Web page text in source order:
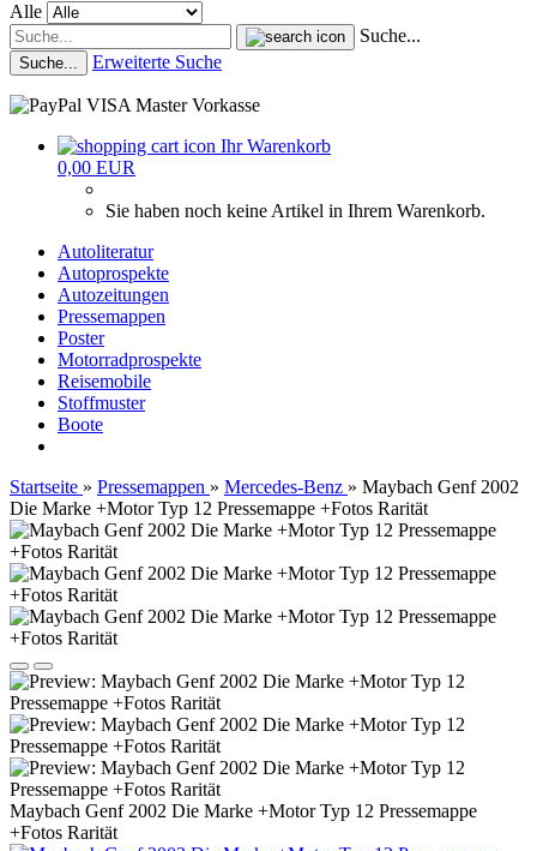
Alle
Suche...
Suche... Erweiterte Suche
Ihr Warenkorb
0,00 EUR
Sie haben noch keine Artikel in Ihrem Warenkorb.
Autoliteratur
Autoprospekte
Autozeitungen
Pressemappen
Poster
Motorradprospekte
Reisemobile
Stoffmuster
Boote
Startseite » Pressemappen » Mercedes-Benz » Maybach Genf 2002
Die Marke +Motor Typ 12 Pressemappe +Fotos Rarität
Maybach Genf 2002 Die Marke +Motor Typ 12 Pressemappe
+Fotos Rarität